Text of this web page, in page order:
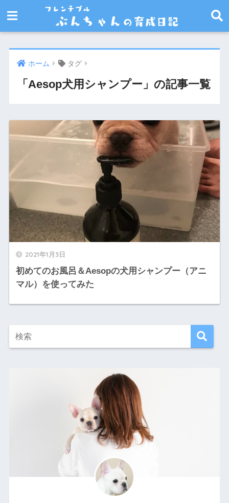
ホーム タグ
「Aesop犬用シャンプー」の記事一覧
2021年1月3日
初めてのお風呂＆Aesopの犬用シャンプー（アニ
マル）を使ってみた